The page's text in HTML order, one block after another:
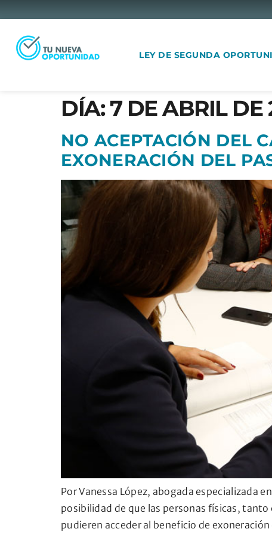
LEY DE SEGUNDA
DÍA:7 DE ABRIL DE
NO ACEPTACIÓN DEL
EXONERACIÓN DEL
Por Vanessa López, abogada especializada
posibilidad de que las personas físicas,
pudieren acceder al beneficio de